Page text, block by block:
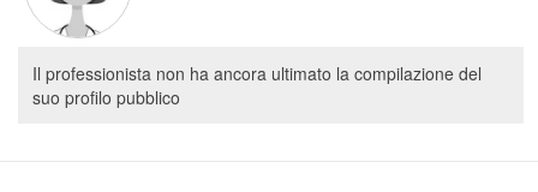
Teleconsulto
Il professionista non ha ancora ultimato la compilazione del
suo profilo pubblico